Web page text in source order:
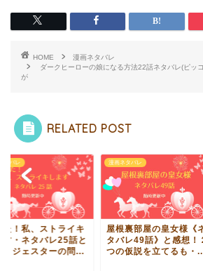
HOME
漫画ネタバレ
ダークヒーローの娘になる方法22話ネタバレ(ピッ
が
RELATED POST
タバレ
た！私、ストライキ
す・ネタバレ25話と
！ジェスターの問...
漫画ネタバレ
屋根裏部屋の皇女様《
タバレ49話》と感想！
つの仮説を立てるも・